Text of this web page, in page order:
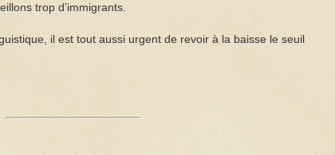
trop d’immigrants.
il est tout aussi urgent de revoir à la baisse le seuil